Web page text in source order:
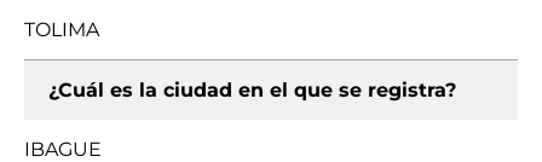
TOLIMA
¿Cuál es la ciudad en el que se registra?
IBAGUE